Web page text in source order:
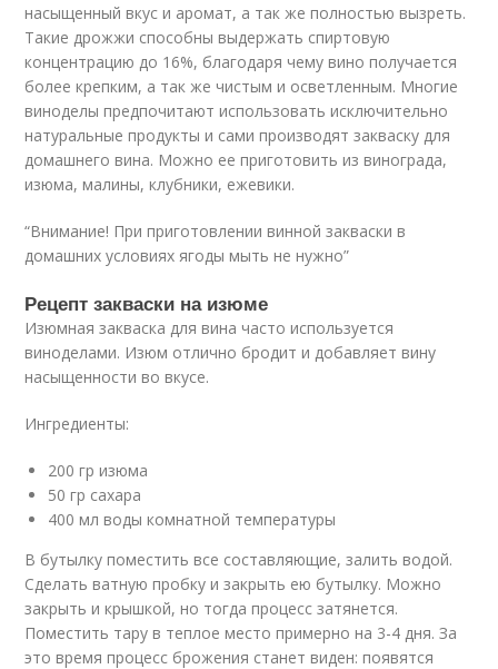
насыщенный вкус и аромат, а так же полностью вызреть.
Такие дрожжи способны выдержать спиртовую
концентрацию до 16%, благодаря чему вино получается
более крепким, а так же чистым и осветленным. Многие
виноделы предпочитают использовать исключительно
натуральные продукты и сами производят закваску для
домашнего вина. Можно ее приготовить из винограда,
изюма, малины, клубники, ежевики.
“Внимание! При приготовлении винной закваски в
домашних условиях ягоды мыть не нужно”
Рецепт закваски на изюме
Изюмная закваска для вина часто используется
виноделами. Изюм отлично бродит и добавляет вину
насыщенности во вкусе.
Ингредиенты:
200 гр изюма
50 гр сахара
400 мл воды комнатной температуры
В бутылку поместить все составляющие, залить водой.
Сделать ватную пробку и закрыть ею бутылку. Можно
закрыть и крышкой, но тогда процесс затянется.
Поместить тару в теплое место примерно на 3-4 дня. За
это время процесс брожения станет виден: появятся